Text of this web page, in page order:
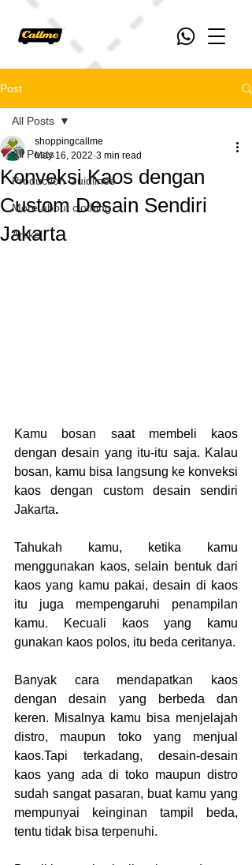
Post
All Posts
Production Guidlines
More about clothing
Artikel
All Posts
Konveksi Kaos dengan
Custom Desain Sendiri
Jakarta
shoppingcallme
May 16, 2022 3 min read
Kamu bosan saat membeli kaos
dengan desain yang itu-itu saja. Kalau
bosan, kamu bisa langsung ke konveksi
kaos dengan custom desain sendiri
Jakarta.
Tahukah kamu, ketika kamu
menggunakan kaos, selain bentuk dari
kaos yang kamu pakai, desain di kaos
itu juga mempengaruhi penampilan
kamu. Kecuali kaos yang kamu
gunakan kaos polos, itu beda ceritanya.
Banyak cara mendapatkan kaos
dengan desain yang berbeda dan
keren. Misalnya kamu bisa menjelajah
distro, maupun toko yang menjual
kaos.Tapi terkadang, desain-desain
kaos yang ada di toko maupun distro
sudah sangat pasaran, buat kamu yang
mempunyai keinginan tampil beda,
tentu tidak bisa terpenuhi.